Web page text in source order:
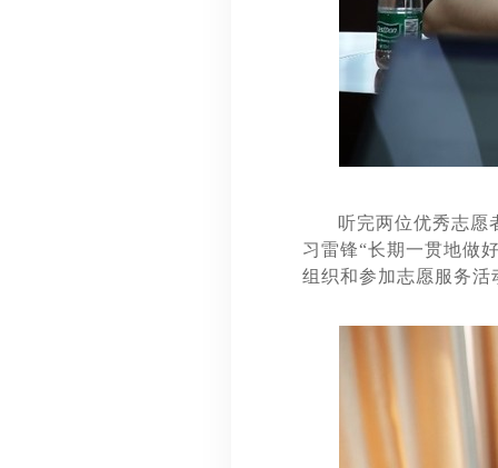
听完两位优秀志愿
习雷锋“长期一贯地做
组织和参加志愿服务